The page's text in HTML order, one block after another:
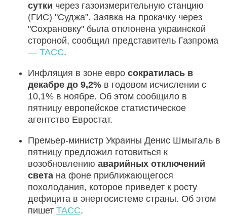
сутки через газоизмерительную станцию
(ГИС) "Суджа". Заявка на прокачку через
"Сохрановку" была отклонена украинской
стороной, сообщил представитель Газпрома
— ТАСС.
Инфляция в зоне евро сократилась в
декабре до 9,2% в годовом исчислении с
10,1% в ноябре. Об этом сообщило в
пятницу европейское статистическое
агентство Евростат.
Премьер-министр Украины Денис Шмыгаль в
пятницу предложил готовиться к
возобновлению аварийных отключений
света на фоне приближающегося
похолодания, которое приведет к росту
дефицита в энергосистеме страны. Об этом
пишет ТАСС.